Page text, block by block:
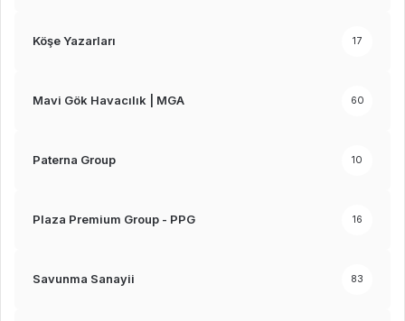
Köşe Yazarları 17
Mavi Gök Havacılık | MGA 60
Paterna Group 10
Plaza Premium Group - PPG 16
Savunma Sanayii 83